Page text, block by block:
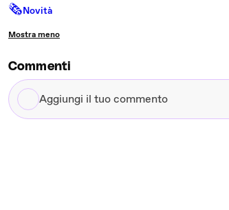
🗞Novità
Mostra meno
Commenti
Aggiungi
il